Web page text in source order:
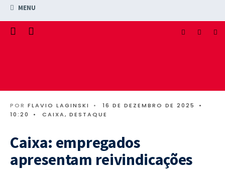
MENU
POR FLAVIO LAGINSKI • 16 DE DEZEMBRO DE 2025
•
10:20
• CAIXA, DESTAQUE
Caixa: empregados
apresentam reivindicações